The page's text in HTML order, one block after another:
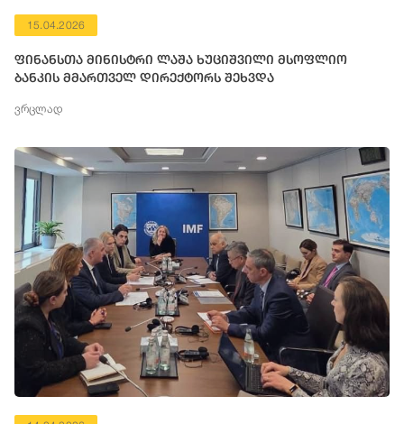
15.04.2026
ფინანსთა მინისტრი ლაშა ხუციშვილი მსოფლიო
ბანკის მმართველ დირექტორს შეხვდა
ვრცლად